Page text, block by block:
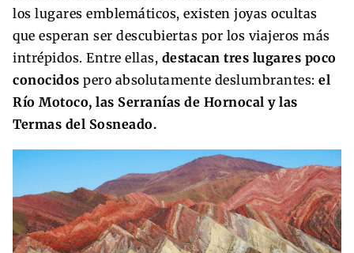
los lugares emblemáticos, existen joyas ocultas
que esperan ser descubiertas por los viajeros más
intrépidos. Entre ellas, destacan tres lugares poco
conocidos pero absolutamente deslumbrantes: el
Río Motoco, las Serranías de Hornocal y las
Termas del Sosneado.